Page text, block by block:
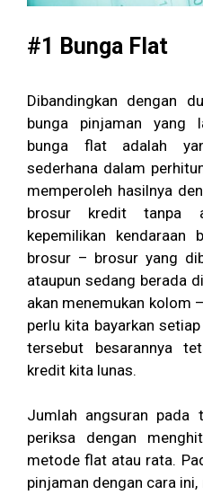
#1 Bunga Flat
Dibandingkan dengan
bunga pinjaman yang
bunga flat adalah
sederhana dalam
memperoleh hasilnya
brosur kredit tanpa
kepemilikan kendaraan
brosur – brosur yang
ataupun sedang berada
akan menemukan kolom
perlu kita bayarkan
tersebut besarannya
kredit kita lunas.
Jumlah angsuran pada
periksa dengan
metode flat atau rata.
pinjaman dengan cara